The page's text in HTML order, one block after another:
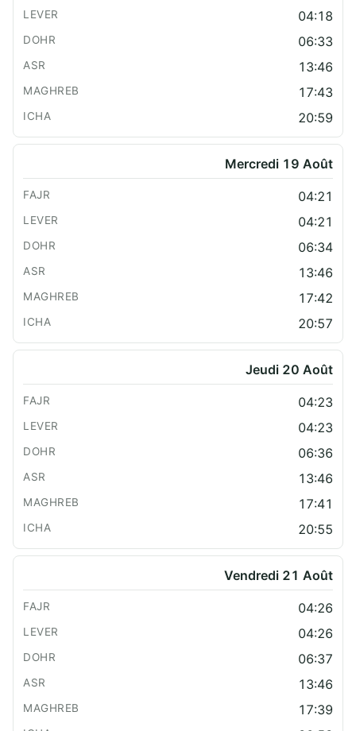
04:18
06:33
13:46
17:43
20:59
Mercredi 19 Août
04:21
04:21
06:34
13:46
17:42
20:57
Jeudi 20 Août
04:23
04:23
06:36
13:46
17:41
20:55
Vendredi 21 Août
04:26
04:26
06:37
13:46
17:39